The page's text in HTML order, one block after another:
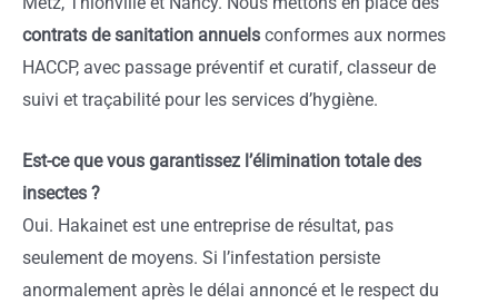
contrats de sanitation annuels conformes aux normes
HACCP, avec passage préventif et curatif, classeur de
suivi et traçabilité pour les services d’hygiène.
Est-ce que vous garantissez l’élimination totale des
insectes ?
Oui. Hakainet est une entreprise de résultat, pas
seulement de moyens. Si l’infestation persiste
anormalement après le délai annoncé et le respect du